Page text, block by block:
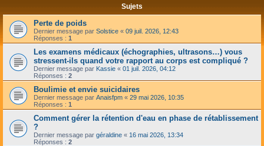
Sujets
Perte de poids
Dernier message par Solstice « 09 juil. 2026, 12:43
Réponses : 1
Les examens médicaux (échographies, ultrasons…) vous
stressent-ils quand votre rapport au corps est compliqué ?
Dernier message par Kassie « 01 juil. 2026, 04:12
Réponses : 2
Boulimie et envie suicidaires
Dernier message par Anaisfpm « 29 mai 2026, 10:35
Réponses : 1
Comment gérer la rétention d'eau en phase de rétablissement
?
Dernier message par géraldine « 16 mai 2026, 13:34
Réponses : 2